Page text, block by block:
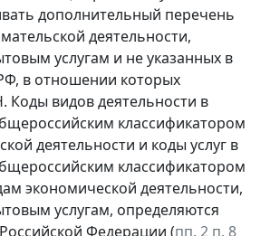
дополнительный перечень
деятельности,
услугам и не указанных в
в отношении которых
Коды видов деятельности в
классификатором
деятельности и коды услуг в
классификатором
экономической деятельности,
услугам, определяются
Федерации (пп. 2 п. 8